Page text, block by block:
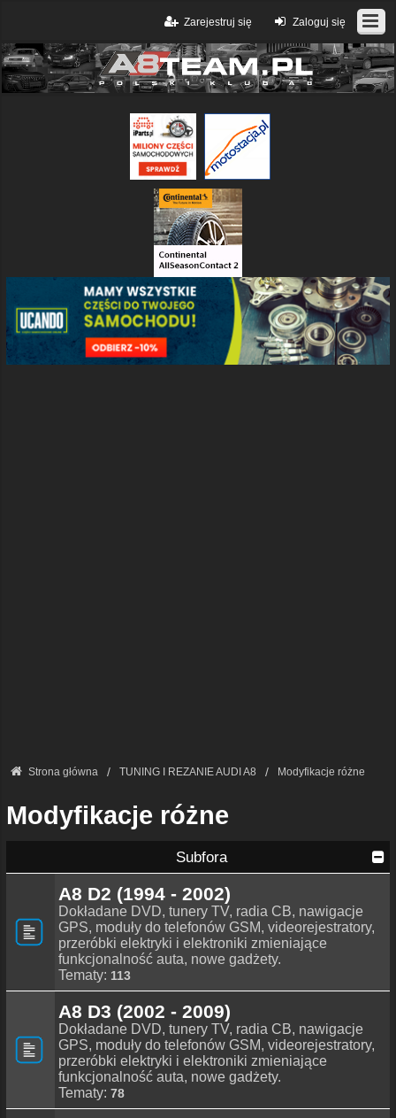
Zaloguj się
Zarejestruj się
Strona główna TUNING I REZANIE AUDI A8 Modyfikacje różne
Modyfikacje różne
Subfora
A8 D2 (1994 - 2002)
Dokładane DVD, tunery TV, radia CB, nawigacje
GPS, moduły do telefonów GSM, videorejestratory,
przeróbki elektryki i elektroniki zmieniające
funkcjonalność auta, nowe gadżety.
Tematy: 113
A8 D3 (2002 - 2009)
Dokładane DVD, tunery TV, radia CB, nawigacje
GPS, moduły do telefonów GSM, videorejestratory,
przeróbki elektryki i elektroniki zmieniające
funkcjonalność auta, nowe gadżety.
Tematy: 78